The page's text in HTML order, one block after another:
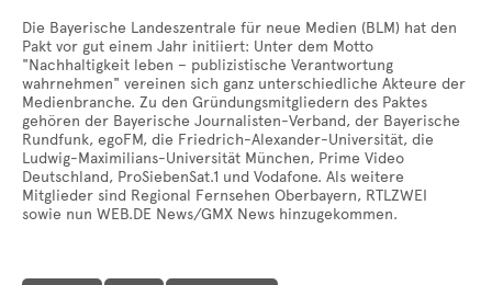
Die Bayerische Landeszentrale für neue Medien (BLM) hat den
Pakt vor gut einem Jahr initiiert: Unter dem Motto
"Nachhaltigkeit leben – publizistische Verantwortung
wahrnehmen" vereinen sich ganz unterschiedliche Akteure der
Medienbranche. Zu den Gründungsmitgliedern des Paktes
gehören der Bayerische Journalisten-Verband, der Bayerische
Rundfunk, egoFM, die Friedrich-Alexander-Universität, die
Ludwig-Maximilians-Universität München, Prime Video
Deutschland, ProSiebenSat.1 und Vodafone. Als weitere
Mitglieder sind Regional Fernsehen Oberbayern, RTLZWEI
sowie nun WEB.DE News/GMX News hinzugekommen.